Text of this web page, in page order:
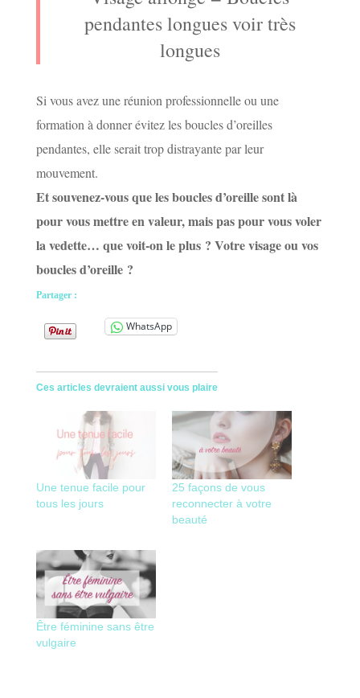
pendantes longues voir très
longues
Si vous avez une réunion professionnelle ou une
formation à donner évitez les boucles d’oreilles
pendantes, elle serait trop distrayante par leur
mouvement.
Et souvenez-vous que les boucles d’oreille sont là
pour vous mettre en valeur, mais pas pour vous voler
la vedette… que voit-on le plus ? Votre visage ou vos
boucles d’oreille ?
Partager :
WhatsApp
Ces articles devraient aussi vous plaire
Une tenue facile pour
tous les jours
25 façons de vous
reconnecter à votre
beauté
Être féminine sans être
vulgaire